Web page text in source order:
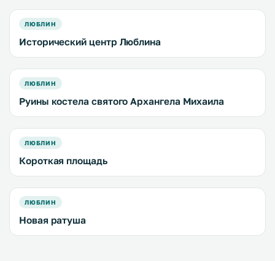
ЛЮБЛИН
Исторический центр Люблина
ЛЮБЛИН
Руины костела святого Архангела Михаила
ЛЮБЛИН
Короткая площадь
ЛЮБЛИН
Новая ратуша